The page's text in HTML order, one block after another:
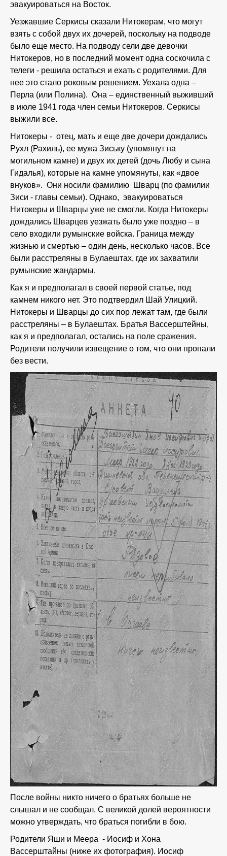
эвакуироваться на Восток.
Уезжавшие Серкисы сказали Нитокерам, что могут
взять с собой двух их дочерей, поскольку на подводе
было еще место. На подводу сели две девочки
Нитокеров, но в последний момент одна соскочила с
телеги - решила остаться и ехать с родителями. Для
нее это стало роковым решением. Уехала одна –
Перла (или Полина). Она – единственный выживший
в июле 1941 года член семьи Нитокеров. Серкисы
выжили все.
Нитокеры - отец, мать и еще две дочери дождались
Рухл (Рахиль), ее мужа Зиську (упомянут на
могильном камне) и двух их детей (дочь Любу и сына
Гидалья), которые на камне упомянуты, как «двое
внуков». Они носили фамилию Шварц (по фамилии
Зиси - главы семьи). Однако, эвакуироваться
Нитокеры и Шварцы уже не смогли. Когда Нитокеры
дождались Шварцев уезжать было уже поздно – в
село входили румынские войска. Граница между
жизнью и смертью – один день, несколько часов. Все
были расстреляны в Булаештах, где их захватили
румынские жандармы.
Как я и предполагал в своей первой статье, под
камнем никого нет. Это подтвердил Шай Улицкий.
Нитокеры и Шварцы до сих пор лежат там, где были
расстреляны – в Булаештах. Братья Вассерштейны,
как я и предполагал, остались на поле сражения.
Родители получили извещение о том, что они пропали
без вести.
После войны никто ничего о братьях больше не
слышал и не сообщал. С великой долей вероятности
можно утверждать, что браться погибли в бою.
Родители Яши и Меера - Иосиф и Хона
Вассерштайны (ниже их фотография). Иосиф